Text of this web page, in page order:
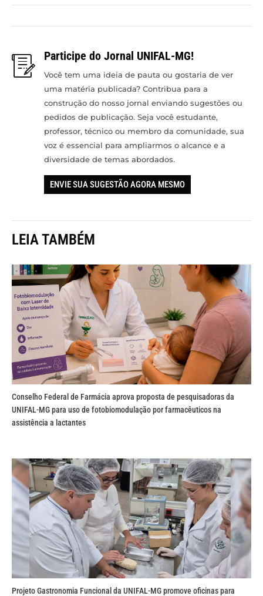
Participe do Jornal UNIFAL-MG!
Você tem uma ideia de pauta ou gostaria de ver
uma matéria publicada? Contribua para a
construção do nosso jornal enviando sugestões ou
pedidos de publicação. Seja você estudante,
professor, técnico ou membro da comunidade, sua
voz é essencial para ampliarmos o alcance e a
diversidade de temas abordados.
ENVIE SUA SUGESTÃO AGORA MESMO
LEIA TAMBÉM
Conselho Federal de Farmácia aprova proposta de pesquisadoras da
UNIFAL-MG para uso de fotobiomodulação por farmacêuticos na
assistência a lactantes
Projeto Gastronomia Funcional da UNIFAL-MG promove oficinas para